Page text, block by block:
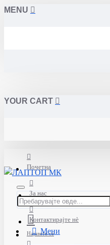
MENU
YOUR CART
Почетна
За нас
Контактирајте нè
Најавете се
Мени